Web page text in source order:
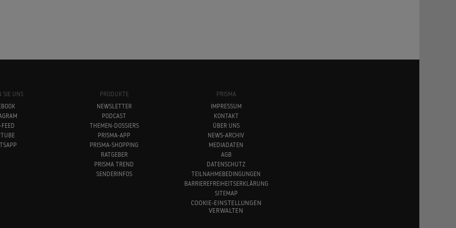
SIE UNS
FEED
PRODUKTE
NEWSLETTER
PODCAST
THEMEN-DOSSIERS
PRISMA-APP
PRISMA-SHOPPING
RATGEBER
PRISMA TREND
SENDERINFOS
PRISMA
IMPRESSUM
KONTAKT
ÜBER UNS
NEWS-ARCHIV
MEDIADATEN
AGB
DATENSCHUTZ
TEILNAHMEBEDINGUNGEN
BARRIEREFREIHEITSERKLÄRUNG
SITEMAP
COOKIE-EINSTELLUNGEN
VERWALTEN